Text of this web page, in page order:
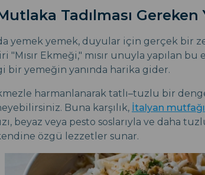
Tadılması Gereken
yemek yemek, duyular için gerçek bir
Ekmeği," mısır unuyla yapılan bu
bir yemeğin yanında harika gider.
harmanlanarak tatlı–tuzlu bir
Buna karşılık, İtalyan
beyaz veya pesto soslarıyla ve daha
özgü lezzetler sunar.